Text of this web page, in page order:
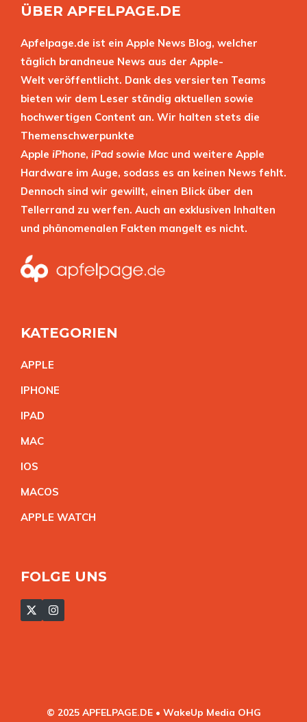
ÜBER APFELPAGE.DE
Apfelpage.de ist ein Apple News Blog, welcher
täglich brandneue News aus der Apple-
Welt veröffentlicht. Dank des versierten Teams
bieten wir dem Leser ständig aktuellen sowie
hochwertigen Content an. Wir halten stets die
Themenschwerpunkte
Apple iPhone, iPad sowie Mac und weitere Apple
Hardware im Auge, sodass es an keinen News fehlt.
Dennoch sind wir gewillt, einen Blick über den
Tellerrand zu werfen. Auch an exklusiven Inhalten
und phänomenalen Fakten mangelt es nicht.
KATEGORIEN
APPLE
IPHONE
IPAD
MAC
IOS
MACOS
APPLE WATCH
FOLGE UNS
© 2025 APFELPAGE.DE • WakeUp Media OHG